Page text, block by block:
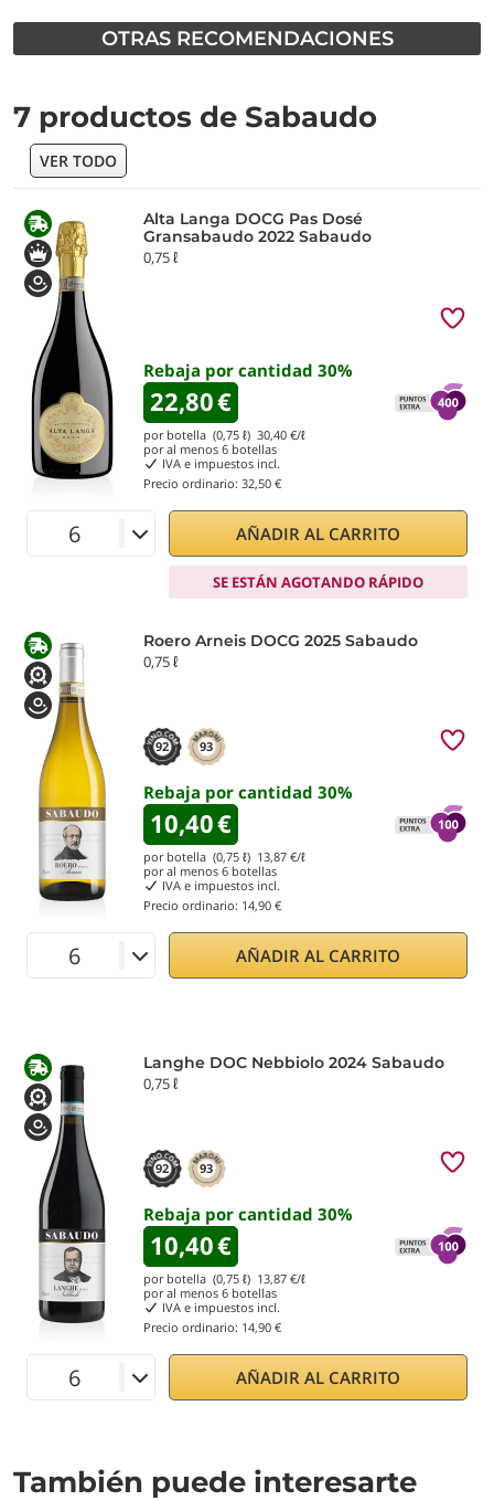
OTRAS RECOMENDACIONES
7 productos de Sabaudo
VER TODO
Alta Langa DOCG Pas Dosé
Gransabaudo 2022 Sabaudo
0,75 ℓ
Rebaja por cantidad 30%
22,80€
por botella (0,75 ℓ) 30,40 €/ℓ
por al menos 6 botellas
IVA e impuestos incl.
Precio ordinario: 32,50 €
AÑADIR AL CARRITO
SE ESTÁN AGOTANDO RÁPIDO
Roero Arneis DOCG 2025 Sabaudo
0,75 ℓ
92 93
Rebaja por cantidad 30%
10,40€
por botella (0,75 ℓ) 13,87 €/ℓ
por al menos 6 botellas
IVA e impuestos incl.
Precio ordinario: 14,90 €
AÑADIR AL CARRITO
Langhe DOC Nebbiolo 2024 Sabaudo
0,75 ℓ
92 93
Rebaja por cantidad 30%
10,40€
por botella (0,75 ℓ) 13,87 €/ℓ
por al menos 6 botellas
IVA e impuestos incl.
Precio ordinario: 14,90 €
AÑADIR AL CARRITO
También puede interesarte